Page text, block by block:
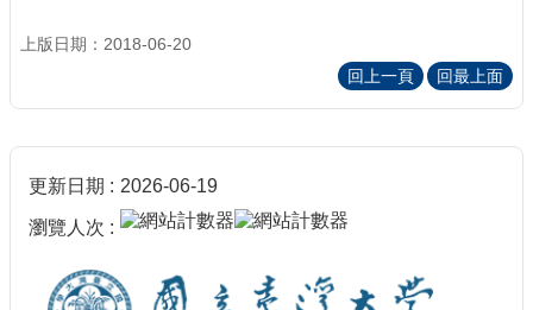
上版日期：2018-06-20
回上一頁
回最上面
更新日期 2026-06-19
瀏覽人次